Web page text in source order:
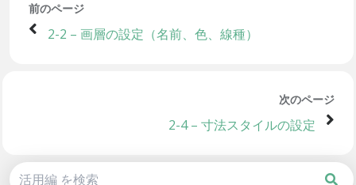
前のページ
2-2 – 画層の設定（名前、色、線種）
次のページ
2-4 – 寸法スタイルの設定